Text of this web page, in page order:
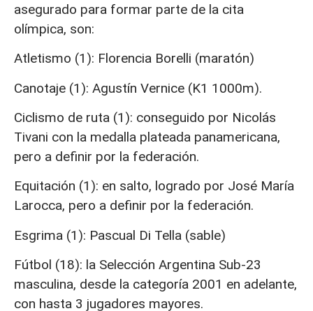
asegurado para formar parte de la cita
olímpica, son:
Atletismo (1): Florencia Borelli (maratón)
Canotaje (1): Agustín Vernice (K1 1000m).
Ciclismo de ruta (1): conseguido por Nicolás
Tivani con la medalla plateada panamericana,
pero a definir por la federación.
Equitación (1): en salto, logrado por José María
Larocca, pero a definir por la federación.
Esgrima (1): Pascual Di Tella (sable)
Fútbol (18): la Selección Argentina Sub-23
masculina, desde la categoría 2001 en adelante,
con hasta 3 jugadores mayores.